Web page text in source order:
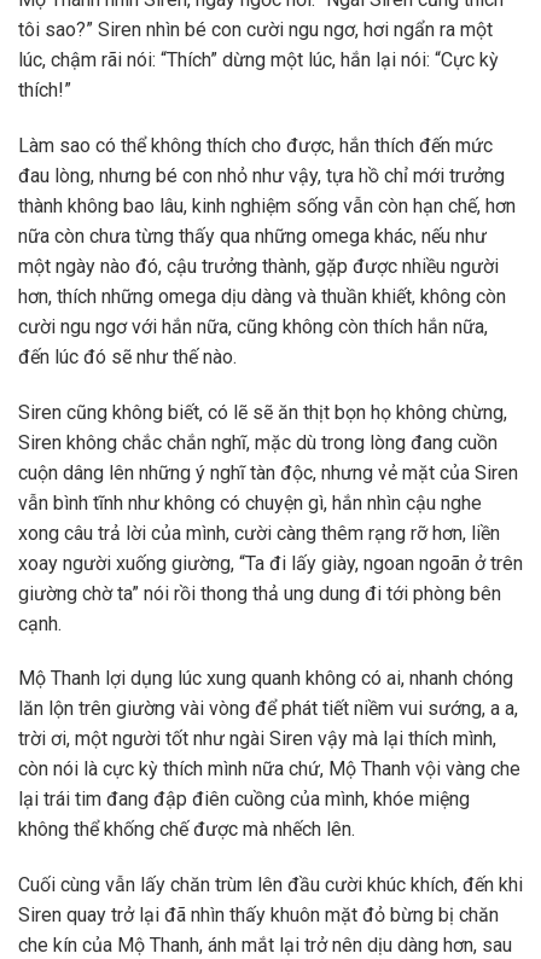
tôi sao?” Siren nhìn bé con cười ngu ngơ, hơi ngẩn ra một
lúc, chậm rãi nói: “Thích” dừng một lúc, hắn lại nói: “Cực kỳ
thích!”
Làm sao có thể không thích cho được, hắn thích đến mức
đau lòng, nhưng bé con nhỏ như vậy, tựa hồ chỉ mới trưởng
thành không bao lâu, kinh nghiệm sống vẫn còn hạn chế, hơn
nữa còn chưa từng thấy qua những omega khác, nếu như
một ngày nào đó, cậu trưởng thành, gặp được nhiều người
hơn, thích những omega dịu dàng và thuần khiết, không còn
cười ngu ngơ với hắn nữa, cũng không còn thích hắn nữa,
đến lúc đó sẽ như thế nào.
Siren cũng không biết, có lẽ sẽ ăn thịt bọn họ không chừng,
Siren không chắc chắn nghĩ, mặc dù trong lòng đang cuồn
cuộn dâng lên những ý nghĩ tàn độc, nhưng vẻ mặt của Siren
vẫn bình tĩnh như không có chuyện gì, hắn nhìn cậu nghe
xong câu trả lời của mình, cười càng thêm rạng rỡ hơn, liền
xoay người xuống giường, “Ta đi lấy giày, ngoan ngoãn ở trên
giường chờ ta” nói rồi thong thả ung dung đi tới phòng bên
cạnh.
Mộ Thanh lợi dụng lúc xung quanh không có ai, nhanh chóng
lăn lộn trên giường vài vòng để phát tiết niềm vui sướng, a a,
trời ơi, một người tốt như ngài Siren vậy mà lại thích mình,
còn nói là cực kỳ thích mình nữa chứ, Mộ Thanh vội vàng che
lại trái tim đang đập điên cuồng của mình, khóe miệng
không thể khống chế được mà nhếch lên.
Cuối cùng vẫn lấy chăn trùm lên đầu cười khúc khích, đến khi
Siren quay trở lại đã nhìn thấy khuôn mặt đỏ bừng bị chăn
che kín của Mộ Thanh, ánh mắt lại trở nên dịu dàng hơn, sau